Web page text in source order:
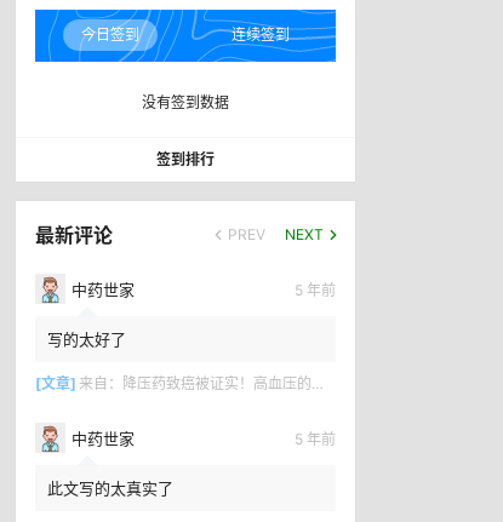
今日签到 连续签到
没有签到数据
签到排行
最新评论 PREV NEXT
中药世家 5 年前
写的太好了
[文章] 来自： 降压药致癌被证实！高血压的百年骗局何时终结？
中药世家 5 年前
此文写的太真实了